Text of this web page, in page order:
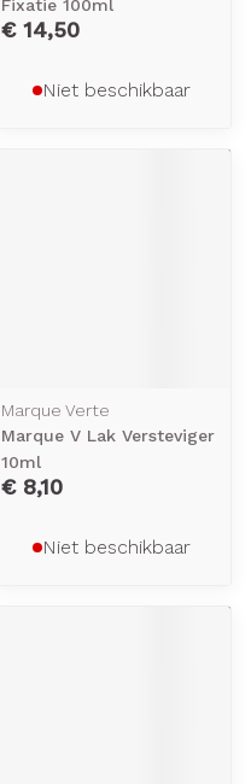
Fixatie 100ml
€ 14,50
Niet beschikbaar
Marque Verte
Marque V Lak Versteviger
10ml
€ 8,10
Niet beschikbaar